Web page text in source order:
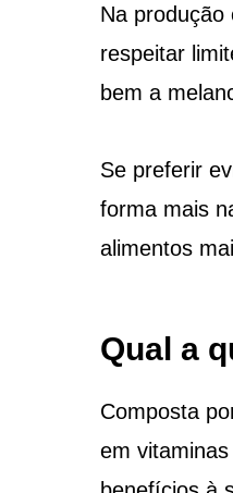
Na
respeitar
bem a
Se preferir
forma mais
alimentos
Qual a
Composta
em